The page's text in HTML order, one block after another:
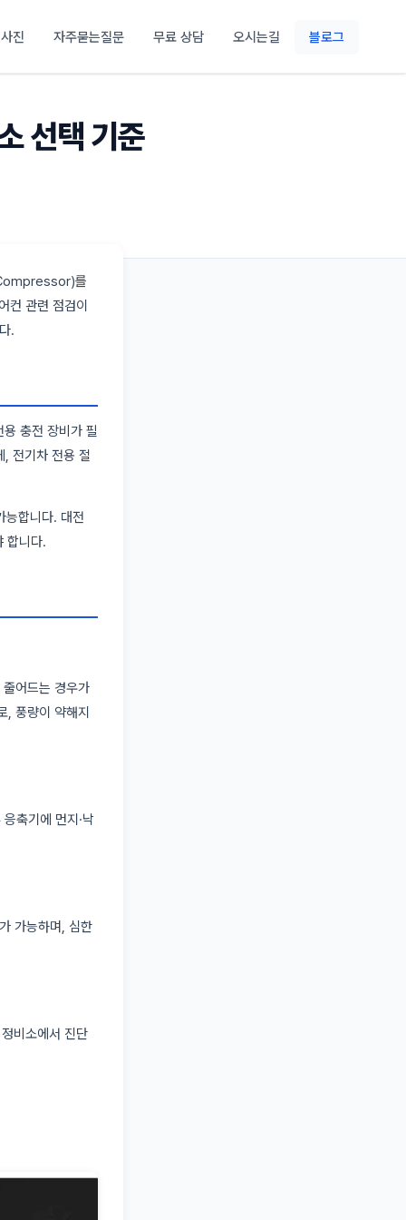
진 자주묻는질문 무료 상담 오시는길 블로그
선택 기준
를
컨 관련 점검이
.
충전 장비가 필
전기차 전용 절
합니다. 대전
합니다.
어드는 경우가
, 풍량이 약해지
축기에 먼지·낙
가능하며, 심한
비소에서 진단